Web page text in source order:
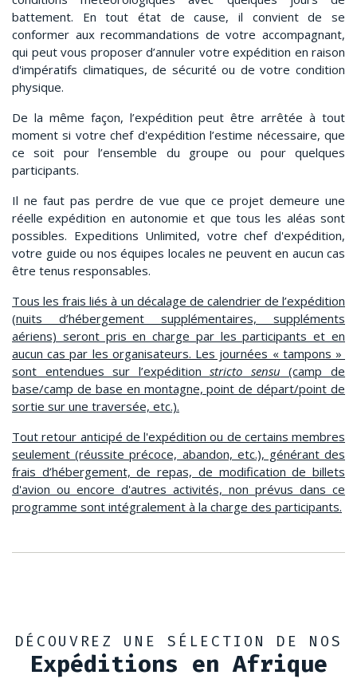
battement. En tout état de cause, il convient de se
conformer aux recommandations de votre accompagnant,
qui peut vous proposer d’annuler votre expédition en raison
d'impératifs climatiques, de sécurité ou de votre condition
physique.
De la même façon, l’expédition peut être arrêtée à tout
moment si votre chef d'expédition l’estime nécessaire, que
ce soit pour l’ensemble du groupe ou pour quelques
participants.
Il ne faut pas perdre de vue que ce projet demeure une
réelle expédition en autonomie et que tous les aléas sont
possibles. Expeditions Unlimited, votre chef d'expédition,
votre guide ou nos équipes locales ne peuvent en aucun cas
être tenus responsables.
Tous les frais liés à un décalage de calendrier de l’expédition
(nuits d’hébergement supplémentaires, suppléments
aériens) seront pris en charge par les participants et en
aucun cas par les organisateurs. Les journées « tampons »
sont entendues sur l’expéditionstricto sensu (camp de
base/camp de base en montagne, point de départ/point de
sortie sur une traversée, etc.).
Tout retour anticipé de l'expédition ou de certains membres
seulement (réussite précoce, abandon, etc.), générant des
frais d’hébergement, de repas, de modification de billets
d'avion ou encore d'autres activités, non prévus dans ce
programme sont intégralement à la charge des participants.
DÉCOUVREZ UNE SÉLECTION DE NOS
Expéditions en Afrique